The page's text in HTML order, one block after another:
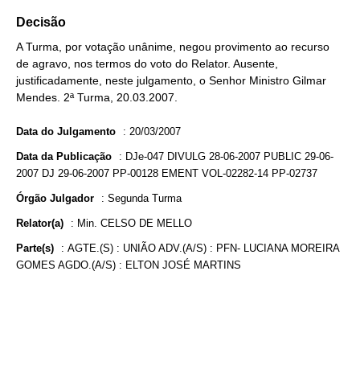
Decisão
A Turma, por votação unânime, negou provimento ao recurso
de agravo, nos termos do voto do Relator. Ausente,
justificadamente, neste julgamento, o Senhor Ministro Gilmar
Mendes. 2ª Turma, 20.03.2007.
Data do Julgamento : 20/03/2007
Data da Publicação : DJe-047 DIVULG 28-06-2007 PUBLIC 29-06-
2007 DJ 29-06-2007 PP-00128 EMENT VOL-02282-14 PP-02737
Órgão Julgador : Segunda Turma
Relator(a) : Min. CELSO DE MELLO
Parte(s) : AGTE.(S) : UNIÃO ADV.(A/S) : PFN- LUCIANA MOREIRA
GOMES AGDO.(A/S) : ELTON JOSÉ MARTINS